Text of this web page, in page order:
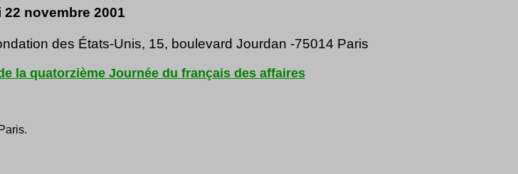
22 novembre 2001
des États-Unis, 15, boulevard Jourdan -75014 Paris
la quatorzième Journée du français des affaires